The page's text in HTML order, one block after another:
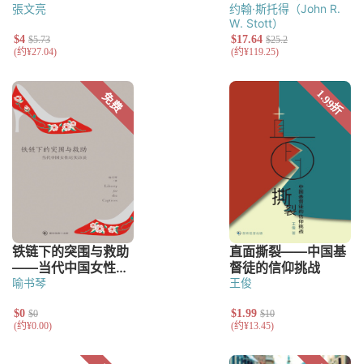
張文亮
约翰·斯托得（John R.
W. Stott）
喻书琴 王俊